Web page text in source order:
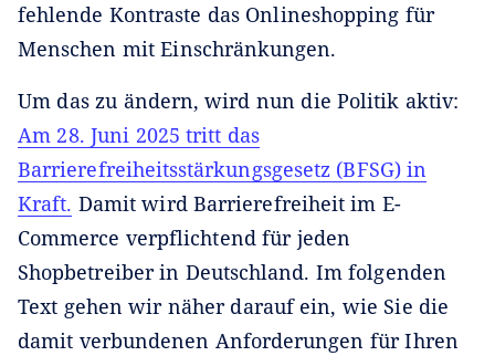
fehlende Kontraste das Onlineshopping für
Menschen mit Einschränkungen.
Um das zu ändern, wird nun die Politik aktiv:
Am 28. Juni 2025 tritt das
Barrierefreiheitsstärkungsgesetz (BFSG) in
Kraft. Damit wird Barrierefreiheit im E-
Commerce verpflichtend für jeden
Shopbetreiber in Deutschland. Im folgenden
Text gehen wir näher darauf ein, wie Sie die
damit verbundenen Anforderungen für Ihren